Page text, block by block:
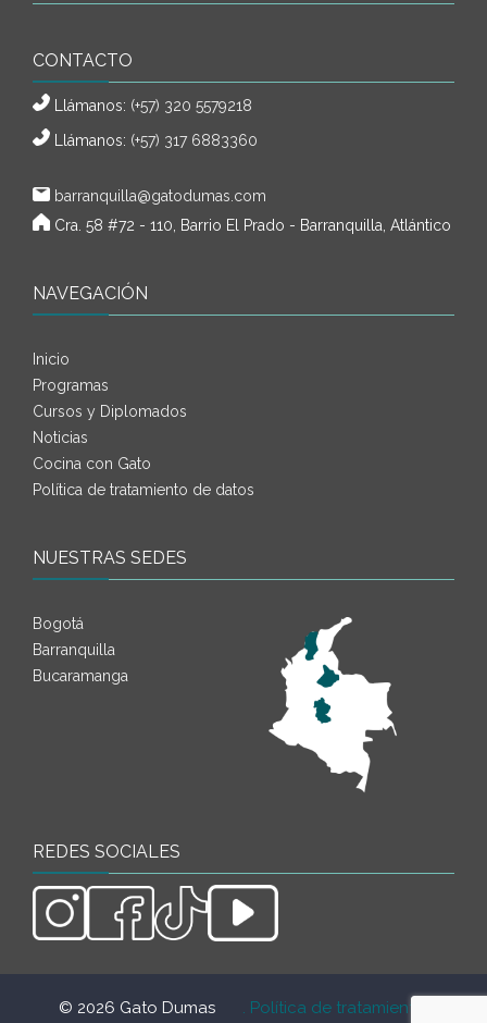
CONTACTO
Llámanos: (+57) 320 5579218
Llámanos: (+57) 317 6883360
barranquilla@gatodumas.com
Cra. 58 #72 - 110, Barrio El Prado - Barranquilla, Atlántico
NAVEGACIÓN
Inicio
Programas
Cursos y Diplomados
Noticias
Cocina con Gato
Política de tratamiento de datos
NUESTRAS SEDES
Bogotá
Barranquilla
Bucaramanga
REDES SOCIALES
© 2026 Gato Dumas
. Política de tratamiento de